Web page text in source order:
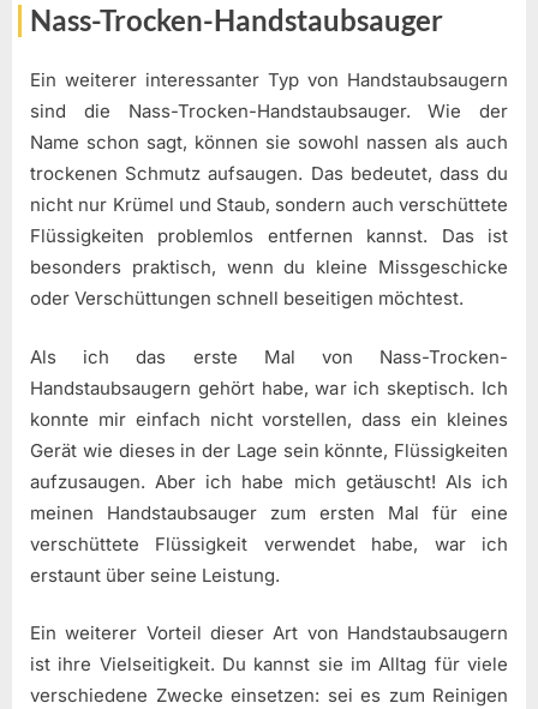
Nass-Trocken-Handstaubsauger
Ein weiterer interessanter Typ von Handstaubsaugern
sind die Nass-Trocken-Handstaubsauger. Wie der
Name schon sagt, können sie sowohl nassen als auch
trockenen Schmutz aufsaugen. Das bedeutet, dass du
nicht nur Krümel und Staub, sondern auch verschüttete
Flüssigkeiten problemlos entfernen kannst. Das ist
besonders praktisch, wenn du kleine Missgeschicke
oder Verschüttungen schnell beseitigen möchtest.
Als ich das erste Mal von Nass-Trocken-
Handstaubsaugern gehört habe, war ich skeptisch. Ich
konnte mir einfach nicht vorstellen, dass ein kleines
Gerät wie dieses in der Lage sein könnte, Flüssigkeiten
aufzusaugen. Aber ich habe mich getäuscht! Als ich
meinen Handstaubsauger zum ersten Mal für eine
verschüttete Flüssigkeit verwendet habe, war ich
erstaunt über seine Leistung.
Ein weiterer Vorteil dieser Art von Handstaubsaugern
ist ihre Vielseitigkeit. Du kannst sie im Alltag für viele
verschiedene Zwecke einsetzen: sei es zum Reinigen